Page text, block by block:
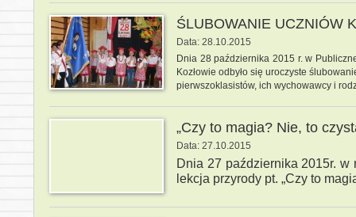
ŚLUBOWANIE UCZNIÓW
Data: 28.10.2015
Dnia 28 października 2015 r. w
Kozłowie odbyło się uroczyste
pierwszoklasistów, ich wychowawcy i
„Czy to magia? Nie, to
Data: 27.10.2015
Dnia 27 października 2015r. w
lekcja przyrody pt. „Czy to